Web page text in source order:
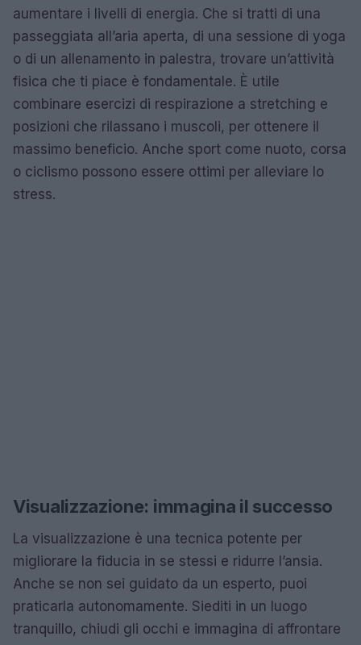
aumentare i livelli di energia. Che si tratti di una
passeggiata all’aria aperta, di una sessione di yoga
o di un allenamento in palestra, trovare un’attività
fisica che ti piace è fondamentale. È utile
combinare esercizi di respirazione a stretching e
posizioni che rilassano i muscoli, per ottenere il
massimo beneficio. Anche sport come nuoto, corsa
o ciclismo possono essere ottimi per alleviare lo
stress.
Visualizzazione: immagina il successo
La visualizzazione è una tecnica potente per
migliorare la fiducia in se stessi e ridurre l’ansia.
Anche se non sei guidato da un esperto, puoi
praticarla autonomamente. Siediti in un luogo
tranquillo, chiudi gli occhi e immagina di affrontare